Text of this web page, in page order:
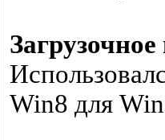
Win8 для